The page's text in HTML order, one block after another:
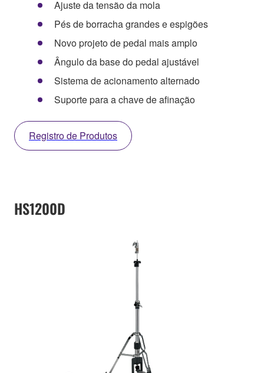
Ajuste da tensão da mola
Pés de borracha grandes e espigões
Novo projeto de pedal mais amplo
Ângulo da base do pedal ajustável
Sistema de acionamento alternado
Suporte para a chave de afinação
Registro de Produtos
HS1200D